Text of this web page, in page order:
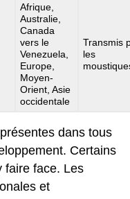
Afrique,
Australie,
Canada
vers le
Venezuela,
Europe,
Moyen-
Orient, Asie
occidentale
Transmis
les
dans tous
Certains
faire face. Les
et